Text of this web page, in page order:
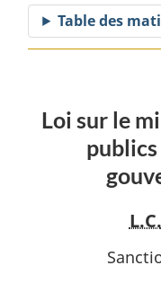
Table des
Loi sur le
publics
L.C.